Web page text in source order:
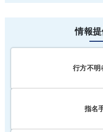
情報
行方不明
指名